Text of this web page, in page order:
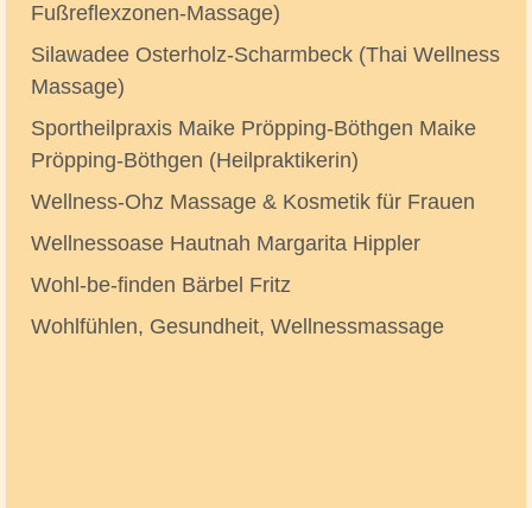
Fußreflexzonen-Massage)
Silawadee Osterholz-Scharmbeck (Thai Wellness
Massage)
Sportheilpraxis Maike Pröpping-Böthgen Maike
Pröpping-Böthgen (Heilpraktikerin)
Wellness-Ohz Massage & Kosmetik für Frauen
Wellnessoase Hautnah Margarita Hippler
Wohl-be-finden Bärbel Fritz
Wohlfühlen, Gesundheit, Wellnessmassage